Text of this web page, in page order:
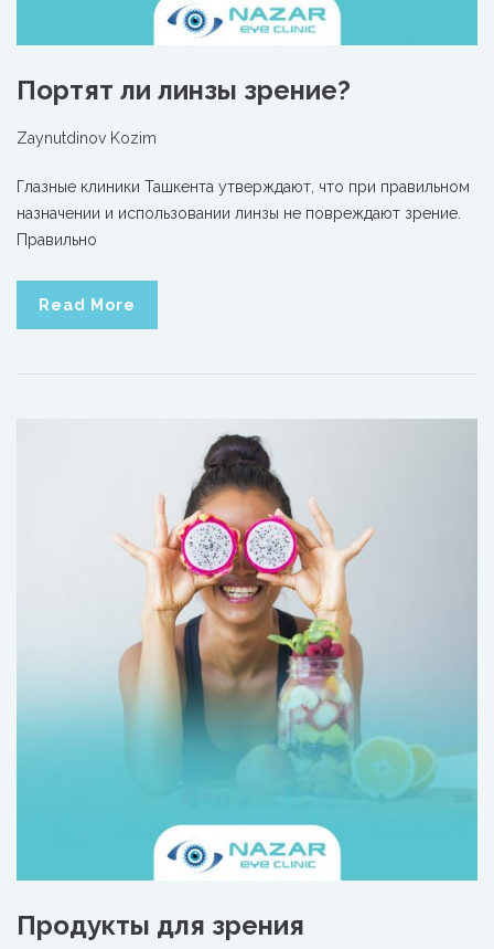
Портят ли линзы зрение?
Zaynutdinov Kozim
Глазные клиники Ташкента утверждают, что при правильном
назначении и использовании линзы не повреждают зрение.
Правильно
Read More
Продукты для зрения